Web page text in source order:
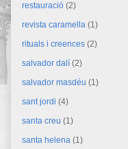
restauració (2)
revista caramella (1)
rituals i creences (2)
salvador dalí (2)
salvador masdéu (1)
sant jordi (4)
santa creu (1)
santa helena (1)